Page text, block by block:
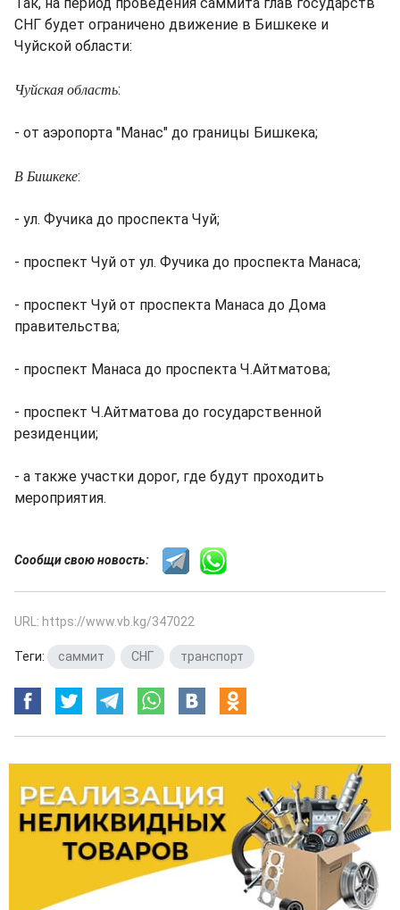
СНГ будет ограничено движение в Бишкеке и
Чуйской области:
Чуйская область:
- от аэропорта "Манас" до границы Бишкека;
В Бишкеке:
- ул. Фучика до проспекта Чуй;
- проспект Чуй от ул. Фучика до проспекта Манаса;
- проспект Чуй от проспекта Манаса до Дома
правительства;
- проспект Манаса до проспекта Ч.Айтматова;
- проспект Ч.Айтматова до государственной
резиденции;
- а также участки дорог, где будут проходить
мероприятия.
Сообщи свою новость:
URL: https://www.vb.kg/347022
Теги: саммит СНГ транспорт